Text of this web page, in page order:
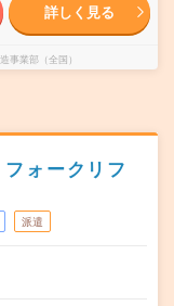
詳しく見る
業部（全国）
ォークリフ
派遣